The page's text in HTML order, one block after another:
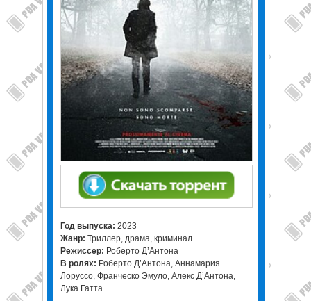
Год выпуска: 2023
Жанр: Триллер, драма, криминал
Режиссер: Роберто Д’Антона
В ролях: Роберто Д’Антона, Аннамария
Лоруссо, Франческо Эмуло, Алекс Д’Антона,
Лука Гатта